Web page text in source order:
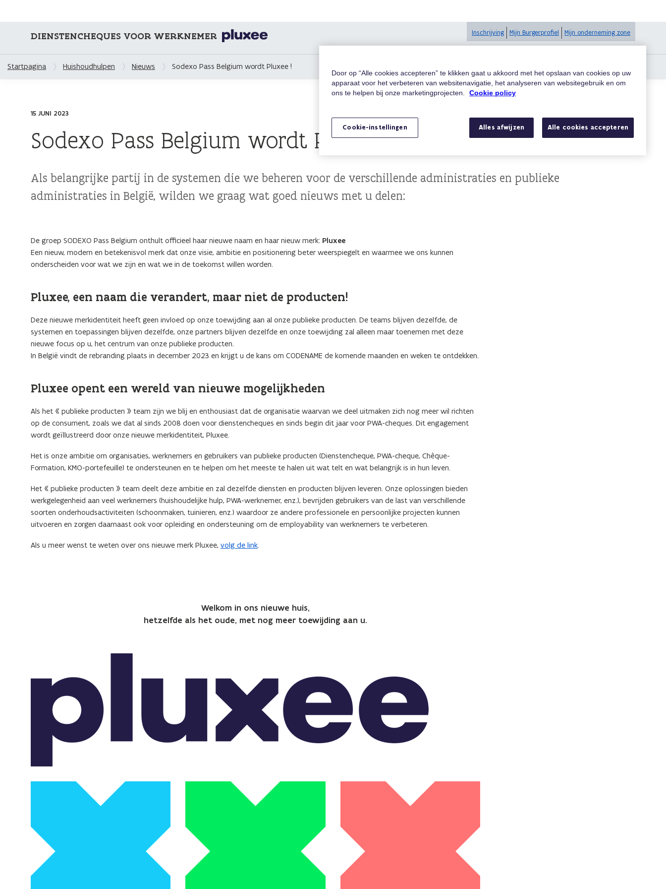
DIENSTENCHEQUES VOOR WERKNEMER Inschrijving Mijn Burgerprofiel Mijn onderneming zone
Startpagina Huishoudhulpen Nieuws Sodexo Pass Belgium wordt Pluxee !
15 JUNI 2023
Sodexo Pass Belgium wordt Pluxee !
Als belangrijke partij in de systemen die we beheren voor de verschillende administraties en publieke
administraties in België, wilden we graag wat goed nieuws met u delen:
De groep SODEXO Pass Belgium onthult officieel haar nieuwe naam en haar nieuw merk: Pluxee
Een nieuw, modern en betekenisvol merk dat onze visie, ambitie en positionering beter weerspiegelt en waarmee we ons kunnen
onderscheiden voor wat we zijn en wat we in de toekomst willen worden.
Pluxee, een naam die verandert, maar niet de producten!
Deze nieuwe merkidentiteit heeft geen invloed op onze toewijding aan al onze publieke producten. De teams blijven dezelfde, de
systemen en toepassingen blijven dezelfde, onze partners blijven dezelfde en onze toewijding zal alleen maar toenemen met deze
nieuwe focus op u, het centrum van onze publieke producten.
In België vindt de rebranding plaats in december 2023 en krijgt u de kans om CODENAME de komende maanden en weken te ontdekken.
Pluxee opent een wereld van nieuwe mogelijkheden
Als het « publieke producten » team zijn we blij en enthousiast dat de organisatie waarvan we deel uitmaken zich nog meer wil richten
op de consument, zoals we dat al sinds 2008 doen voor dienstencheques en sinds begin dit jaar voor PWA-cheques. Dit engagement
wordt geïllustreerd door onze nieuwe merkidentiteit, Pluxee.
Het is onze ambitie om organisaties, werknemers en gebruikers van publieke producten (Dienstencheque, PWA-cheque, Chèque-
Formation, KMO-portefeuille) te ondersteunen en te helpen om het meeste te halen uit wat telt en wat belangrijk is in hun leven.
Het « publieke producten » team deelt deze ambitie en zal dezelfde diensten en producten blijven leveren. Onze oplossingen bieden
werkgelegenheid aan veel werknemers (huishoudelijke hulp, PWA-werknemer, enz.), bevrijden gebruikers van de last van verschillende
soorten onderhoudsactiviteiten (schoonmaken, tuinieren, enz.) waardoor ze andere professionele en persoonlijke projecten kunnen
uitvoeren en zorgen daarnaast ook voor opleiding en ondersteuning om de employability van werknemers te verbeteren.
Als u meer wenst te weten over ons nieuwe merk Pluxee, volg de link.
Welkom in ons nieuwe huis,
hetzelfde als het oude, met nog meer toewijding aan u.
Door op “Alle cookies accepteren” te klikken gaat u akkoord met het opslaan van cookies op uw
apparaat voor het verbeteren van websitenavigatie, het analyseren van websitegebruik en om
ons te helpen bij onze marketingprojecten.
Cookie policy
Alles afwijzen Alle cookies accepteren
Cookie-instellingen